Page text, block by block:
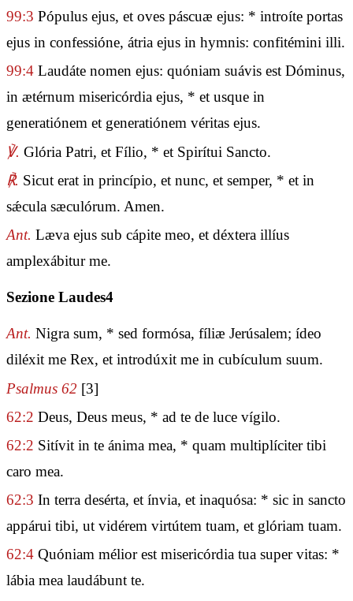
99:3 Pópulus ejus, et oves páscuæ ejus: * introíte portas
ejus in confessióne, átria ejus in hymnis: confitémini illi.
99:4 Laudáte nomen ejus: quóniam suávis est Dóminus,
in ætérnum misericórdia ejus, * et usque in
generatiónem et generatiónem véritas ejus.
℣. Glória Patri, et Fílio, * et Spirítui Sancto.
℟. Sicut erat in princípio, et nunc, et semper, * et in
sǽcula sæculórum. Amen.
Ant. Læva ejus sub cápite meo, et déxtera illíus
amplexábitur me.
Sezione Laudes4
Ant. Nigra sum, * sed formósa, fíliæ Jerúsalem; ídeo
diléxit me Rex, et introdúxit me in cubículum suum.
Psalmus 62 [3]
62:2 Deus, Deus meus, * ad te de luce vígilo.
62:2 Sitívit in te ánima mea, * quam multiplíciter tibi
caro mea.
62:3 In terra desérta, et ínvia, et inaquósa: * sic in sancto
appárui tibi, ut vidérem virtútem tuam, et glóriam tuam.
62:4 Quóniam mélior est misericórdia tua super vitas: *
lábia mea laudábunt te.